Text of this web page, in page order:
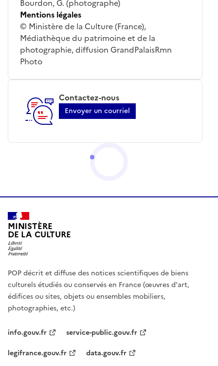
Bourdon, G. (photographe)
Mentions légales
© Ministère de la Culture (France),
Médiathèque du patrimoine et de la
photographie, diffusion GrandPalaisRmn
Photo
Contactez-nous
Envoyer un courriel
MINISTÈRE
DE LA CULTURE
POP décrit et diffuse des notices scientifiques de biens
culturels étudiés ou conservés en France (œuvres d'art,
édifices ou sites, objets ou ensembles mobiliers,
photographies, etc.)
info.gouv.fr
service-public.gouv.fr
legifrance.gouv.fr
data.gouv.fr